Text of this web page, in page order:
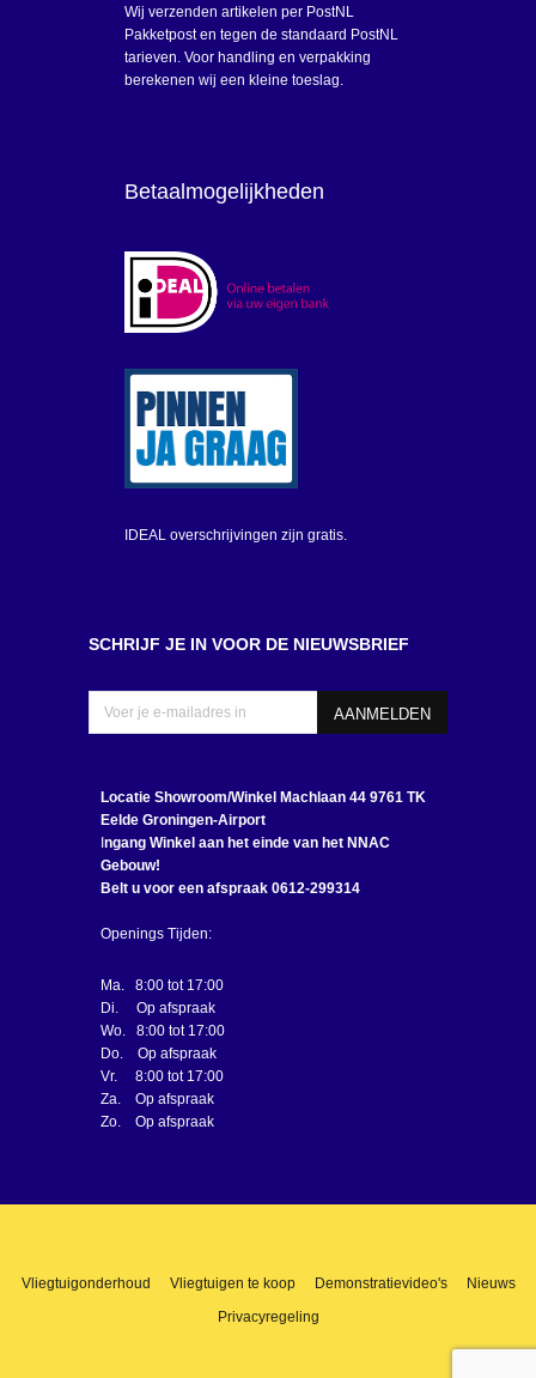
Wij verzenden artikelen per PostNL
Pakketpost en tegen de standaard PostNL
tarieven. Voor handling en verpakking
berekenen wij een kleine toeslag.
Betaalmogelijkheden
IDEAL overschrijvingen zijn gratis.
SCHRIJF JE IN VOOR DE NIEUWSBRIEF
Locatie Showroom/Winkel Machlaan 44 9761 TK
Eelde Groningen-Airport
ngang Winkel aan het einde van het NNAC
Gebouw!
Belt u voor een afspraak 0612-299314
Openings Tijden:
Ma. 8:00 tot 17:00
Di. Op afspraak
Wo. 8:00 tot 17:00
Do. Op afspraak
Vr. 8:00 tot 17:00
Za. Op afspraak
Zo. Op afspraak
Vliegtuigonderhoud Vliegtuigen te koop Demonstratievideo's
Nieuws
Privacyregeling